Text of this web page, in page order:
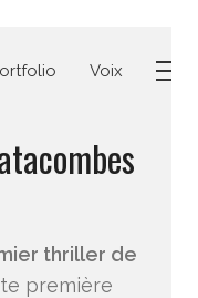
Voix
thriller de
première